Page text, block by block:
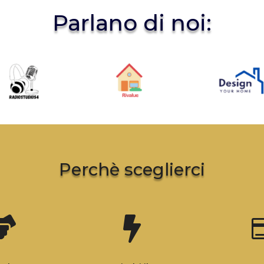
Parlano di noi:
Perchè sceglierci
